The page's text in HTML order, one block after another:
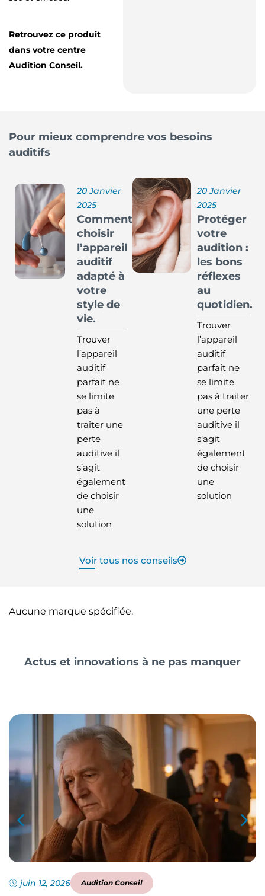
Retrouvez ce produit
dans votre centre
Audition Conseil.
Pour mieux comprendre vos besoins
auditifs
20 Janvier
2025
Comment
choisir
l’appareil
auditif
adapté à
votre
style de
vie.
Trouver
l’appareil
auditif
parfait ne
se limite
pas à
traiter une
perte
auditive il
s’agit
également
de choisir
une
solution
20 Janvier
2025
Protéger
votre
audition :
les bons
réflexes
au
quotidien.
Trouver
l’appareil
auditif
parfait ne
se limite
pas à traiter
une perte
auditive il
s’agit
également
de choisir
une
solution
Voir tous nos conseils
Aucune marque spécifiée.
Actus et innovations à ne pas manquer
juin 12, 2026 Audition Conseil